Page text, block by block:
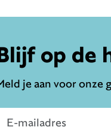
op de
je aan voor onze